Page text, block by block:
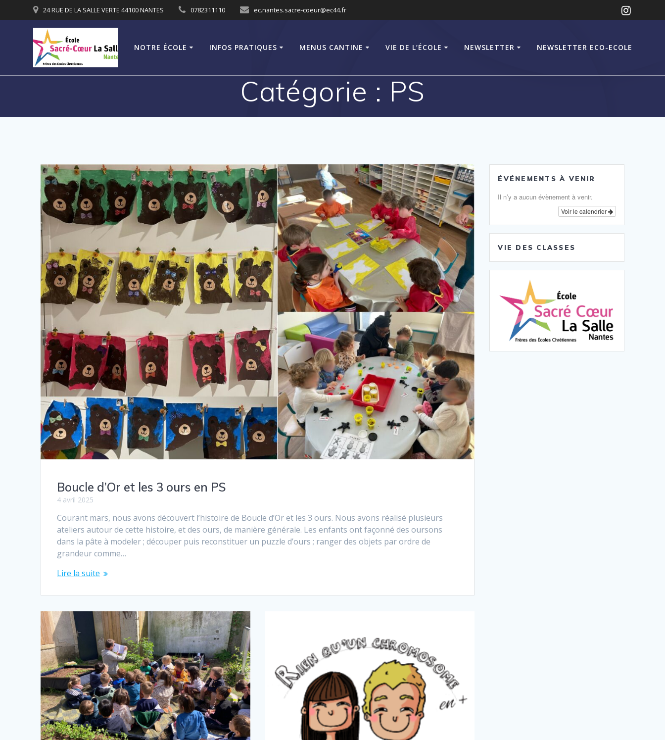
au
24 RUE DE LA SALLE VERTE 44100 NANTES 0782311110 ec.nantes.sacre-coeur@ec44.fr
NOTRE ÉCOLE INFOS PRATIQUES MENUS CANTINE VIE DE L’ÉCOLE NEWSLETTER NEWSLETTER ECO-ECOLE
Catégorie : PS
Boucle d’Or et les 3 ours en PS
4 avril 2025
Courant mars, nous avons découvert l’histoire de Boucle d’Or et les 3 ours. Nous avons réalisé plusieurs
ateliers autour de cette histoire, et des ours, de manière générale. Les enfants ont façonné des oursons
dans la pâte à modeler ; découper puis reconstituer un puzzle d’ours ; ranger des objets par ordre de
grandeur comme…
Lire la suite
ÉVÉNEMENTS À VENIR
Il n’y a aucun évènement à venir.
Voir le calendrier
VIE DES CLASSES